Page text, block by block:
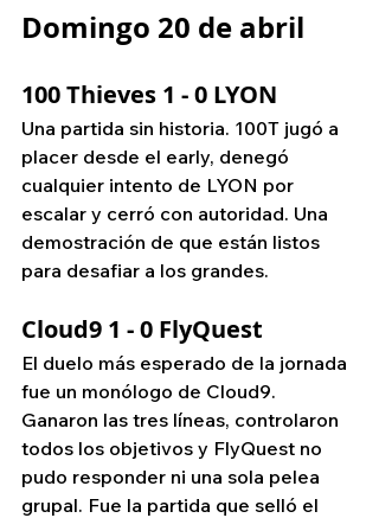
Domingo 20 de abril
100 Thieves 1 - 0 LYON
Una partida sin historia. 100T jugó a
placer desde el early, denegó
cualquier intento de LYON por
escalar y cerró con autoridad. Una
demostración de que están listos
para desafiar a los grandes.
Cloud9 1 - 0 FlyQuest
El duelo más esperado de la jornada
fue un monólogo de Cloud9.
Ganaron las tres líneas, controlaron
todos los objetivos y FlyQuest no
pudo responder ni una sola pelea
grupal. Fue la partida que selló el